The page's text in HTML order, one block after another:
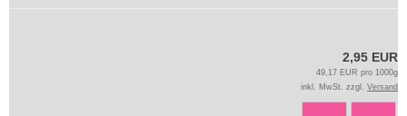
2,95 EUR
49,17 EUR pro 1000g
inkl. MwSt. zzgl. Versand